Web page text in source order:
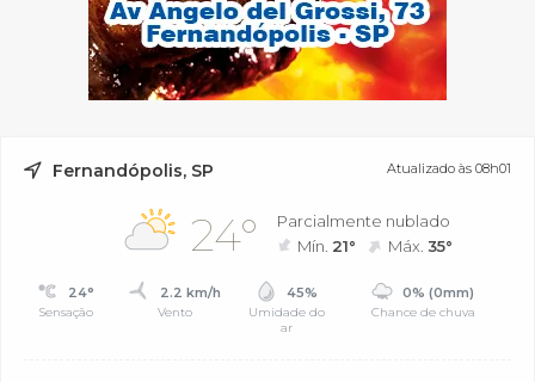
Fernandópolis, SP Atualizado às 08h01
24°
Parcialmente nublado
Mín. 21° Máx.35°
24°
Sensação
2.2 km/h
Vento
45%
Umidade do
ar
0% (0mm)
Chance de chuva